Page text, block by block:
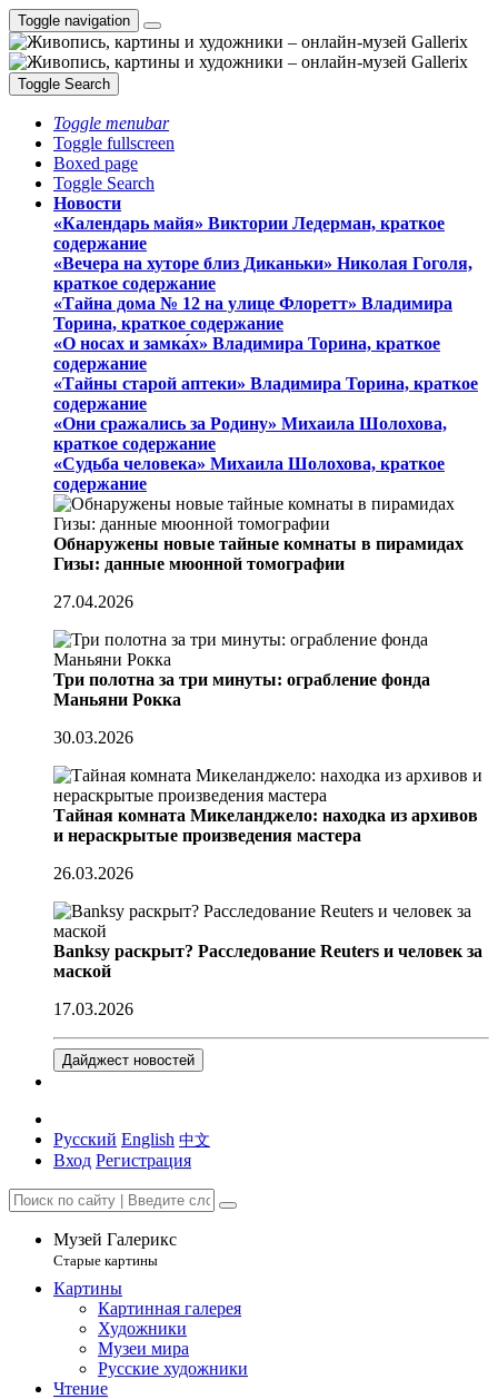
Toggle navigation
Toggle Search
Toggle menubar
Toggle fullscreen
Boxed page
Toggle Search
Новости
«Календарь майя» Виктории Ледерман, краткое
содержание
«Вечера на хуторе близ Диканьки» Николая Гоголя,
краткое содержание
«Тайна дома № 12 на улице Флоретт» Владимира
Торина, краткое содержание
«О носах и замка́х» Владимира Торина, краткое
содержание
«Тайны старой аптеки» Владимира Торина, краткое
содержание
«Они сражались за Родину» Михаила Шолохова,
краткое содержание
«Судьба человека» Михаила Шолохова, краткое
содержание
Обнаружены новые тайные комнаты в пирамидах
Гизы: данные мюонной томографии
27.04.2026
Три полотна за три минуты: ограбление фонда
Маньяни Рокка
30.03.2026
Тайная комната Микеланджело: находка из архивов
и нераскрытые произведения мастера
26.03.2026
Banksy раскрыт? Расследование Reuters и человек за
маской
17.03.2026
Дайджест новостей
Русский English 中文
Вход Регистрация
Музей Галерикс
Старые картины
Картины
Картинная галерея
Художники
Музеи мира
Русские художники
Чтение